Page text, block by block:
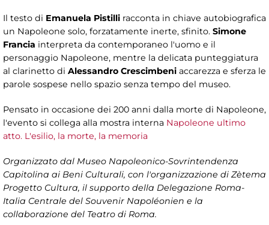
Il testo di Emanuela Pistilli racconta in chiave autobiografica
un Napoleone solo, forzatamente inerte, sfinito. Simone
Francia interpreta da contemporaneo l'uomo e il
personaggio Napoleone, mentre la delicata punteggiatura
al clarinetto di Alessandro Crescimbeni accarezza e sferza le
parole sospese nello spazio senza tempo del museo.
Pensato in occasione dei 200 anni dalla morte di Napoleone,
l'evento si collega alla mostra interna Napoleone ultimo
atto. L'esilio, la morte, la memoria
Organizzato dal Museo Napoleonico-Sovrintendenza
Capitolina ai Beni Culturali, con l'organizzazione di Zètema
Progetto Cultura, il supporto della Delegazione Roma-
Italia Centrale del Souvenir Napoléonien e la
collaborazione del Teatro di Roma.